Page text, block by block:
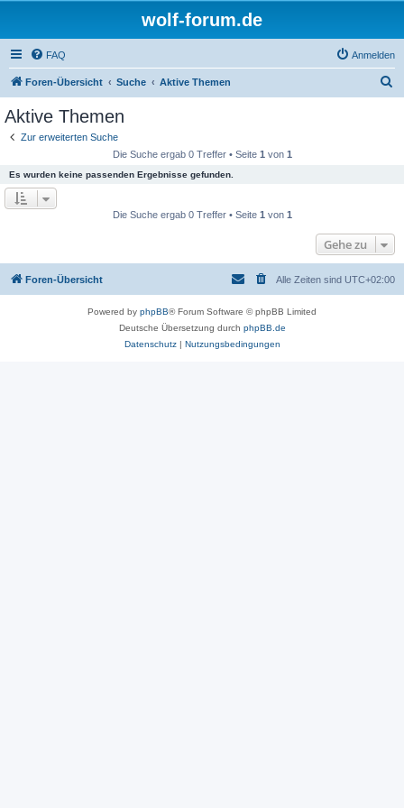
wolf-forum.de
FAQ Anmelden
Foren-Übersicht Suche Aktive Themen
Aktive Themen
Zur erweiterten Suche
Die Suche ergab 0 Treffer • Seite 1 von 1
Es wurden keine passenden Ergebnisse gefunden.
Die Suche ergab 0 Treffer • Seite 1 von 1
Gehe zu
Foren-Übersicht Alle Zeiten sind UTC+02:00
Powered by phpBB® Forum Software © phpBB Limited
Deutsche Übersetzung durch phpBB.de
Datenschutz| Nutzungsbedingungen